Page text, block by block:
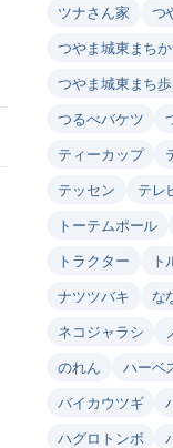
ツナさん家
つ
つやま城東まち
つやま城東まち歩
つるべバケツ
ティーカップ
テッセン
テレ
トーテムポール
トラクター
ナツツバキ
な
ネコジャラシ
のれん
ハーベ
バイカウツギ
ハグロトンボ